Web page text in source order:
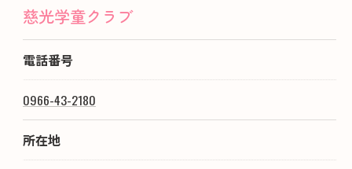
慈光学童クラブ
電話番号
0966-43-2180
所在地